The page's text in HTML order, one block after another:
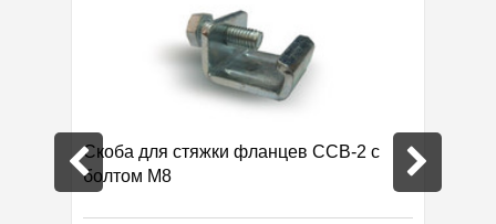
Скоба для стяжки фланцев ССВ-2 с
болтом М8